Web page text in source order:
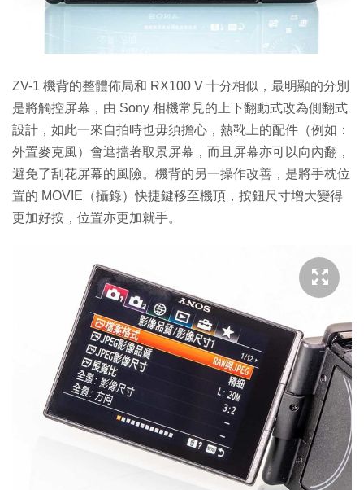
ZV-1 機背的整體佈局和 RX100 V 十分相似，最明顯的分別
是將觸控屏幕，由 Sony 相機常見的上下翻動式改為側翻式
設計，如此一來自拍時也毋須擔心，熱靴上的配件（例如：
外置麥克風）會遮擋著取景屏幕，而且屏幕亦可以向內翻，
避免了刮花屏幕的風險。機背的另一操作改善，是將手枕位
置的 MOVIE（攝錄）快捷鍵移至機頂，按鈕尺寸增大變得
更加好按，位置亦更加就手。